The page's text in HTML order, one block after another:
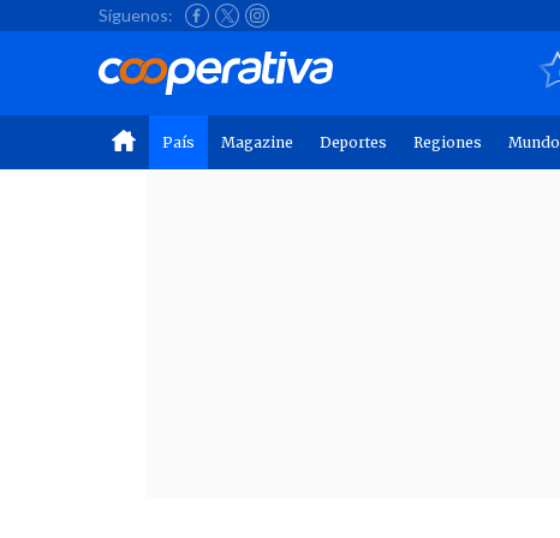
Síguenos:
País Magazine Deportes Regiones Mundo